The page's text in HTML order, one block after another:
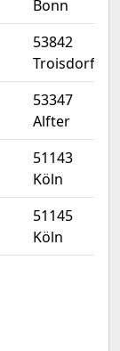
Bonn
53842
Troisdorf
53347
Alfter
51143
Köln
51145
Köln